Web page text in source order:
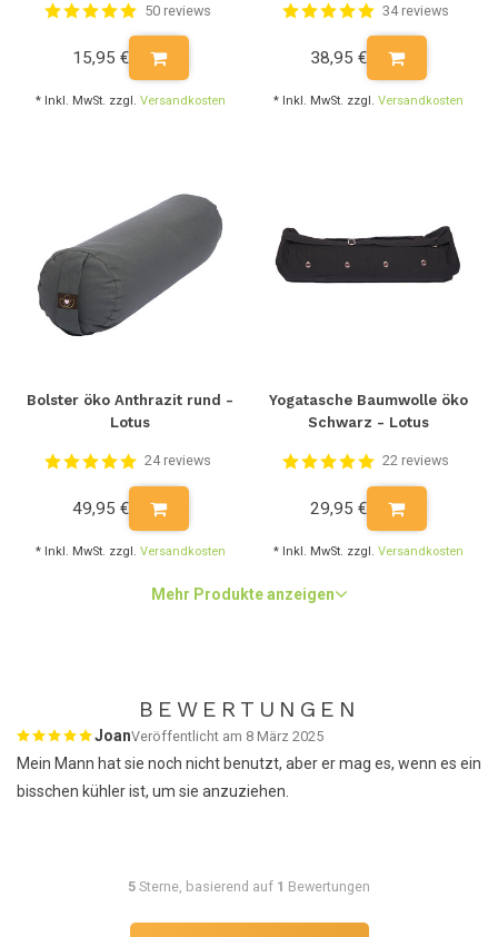
50 reviews
15,95 €
* Inkl. MwSt. zzgl. Versandkosten
34 reviews
38,95 €
* Inkl. MwSt. zzgl. Versandkosten
Bolster öko Anthrazit rund -
Lotus
24 reviews
49,95 €
* Inkl. MwSt. zzgl. Versandkosten
Yogatasche Baumwolle öko
Schwarz - Lotus
22 reviews
29,95 €
* Inkl. MwSt. zzgl. Versandkosten
Mehr Produkte anzeigen
BEWERTUNGEN
JoanVeröffentlicht am 8 März 2025
Mein Mann hat sie noch nicht benutzt, aber er mag es, wenn es ein
bisschen kühler ist, um sie anzuziehen.
5 Sterne, basierend auf 1 Bewertungen